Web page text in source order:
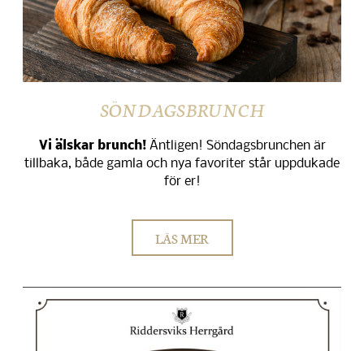
SÖNDAGSBRUNCH
Vi älskar brunch! Äntligen! Söndagsbrunchen är
tillbaka, både gamla och nya favoriter står uppdukade
för er!
LÄS MER